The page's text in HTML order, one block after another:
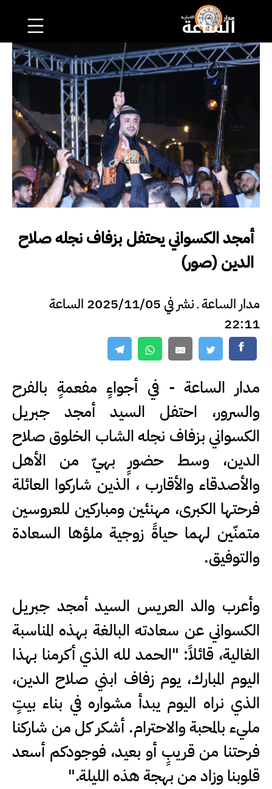
أمجد الكسواني يحتفل بزفاف نجله صلاح
الدين (صور)
مدار الساعة ـ نشر في 2025/11/05 الساعة
22:11
مدار الساعة - في أجواءٍ مفعمةٍ بالفرح
والسرور، احتفل السيد أمجد جبريل
الكسواني بزفاف نجله الشاب الخلوق صلاح
الدين، وسط حضورٍ بهيّ من الأهل
والأصدقاء والأقارب ، الذين شاركوا العائلة
فرحتها الكبرى، مهنئين ومباركين للعروسين
متمنّين لهما حياةً زوجية ملؤها السعادة
والتوفيق.
وأعرب والد العريس السيد أمجد جبريل
الكسواني عن سعادته البالغة بهذه المناسبة
الغالية، قائلاً: "الحمد لله الذي أكرمنا بهذا
اليوم المبارك، يوم زفاف ابني صلاح الدين،
الذي نراه اليوم يبدأ مشواره في بناء بيتٍ
مليء بالمحبة والاحترام. أشكر كل من شاركنا
فرحتنا من قريبٍ أو بعيد، فوجودكم أسعد
قلوبنا وزاد من بهجة هذه الليلة."